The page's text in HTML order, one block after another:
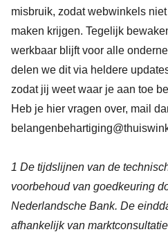
misbruik, zodat webwinkels
maken krijgen. Tegelijk
werkbaar blijft voor alle
delen we dit via heldere
zodat jij weet waar je aan toe
Heb je hier vragen over, mail
1 De tijdslijnen van de
voorbehoud van goedkeuring
Nederlandsche Bank. De
afhankelijk van